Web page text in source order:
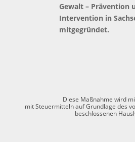
Gewalt – Prävention
Intervention in
mitgegründet.
Diese Maßnahme wird
mit Steuermitteln auf Grundlage des
beschlossenen